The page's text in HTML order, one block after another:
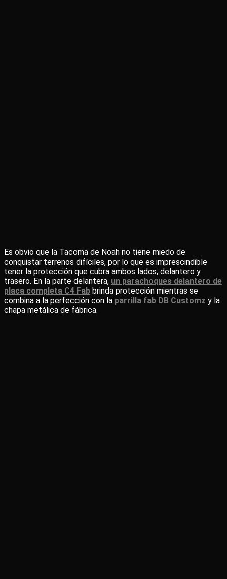
Es obvio que la Tacoma de Noah no tiene miedo de
conquistar terrenos difíciles, por lo que es imprescindible
tener la protección que cubra ambos lados, delantero y
trasero. En la parte delantera, un parachoques delantero de
placa completa C4 Fab brinda protección mientras se
combina a la perfección con la parrilla fab DB Customz y la
chapa metálica de fábrica.